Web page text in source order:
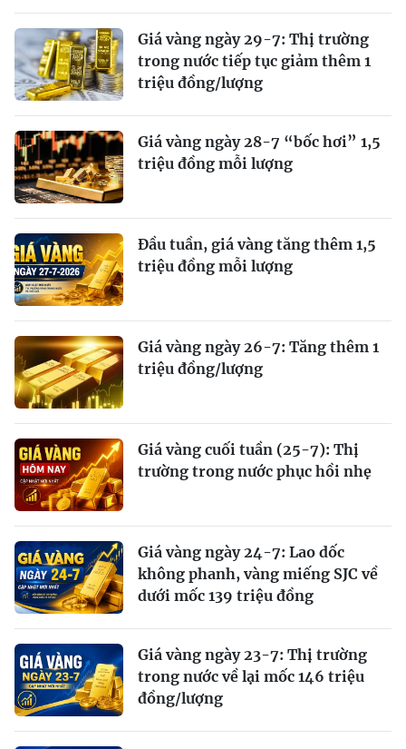
Giá vàng ngày 29-7: Thị trường
trong nước tiếp tục giảm thêm 1
triệu đồng/lượng
Giá vàng ngày 28-7 “bốc hơi” 1,5
triệu đồng mỗi lượng
Đầu tuần, giá vàng tăng thêm 1,5
triệu đồng mỗi lượng
Giá vàng ngày 26-7: Tăng thêm 1
triệu đồng/lượng
Giá vàng cuối tuần (25-7): Thị
trường trong nước phục hồi nhẹ
Giá vàng ngày 24-7: Lao dốc
không phanh, vàng miếng SJC về
dưới mốc 139 triệu đồng
Giá vàng ngày 23-7: Thị trường
trong nước về lại mốc 146 triệu
đồng/lượng